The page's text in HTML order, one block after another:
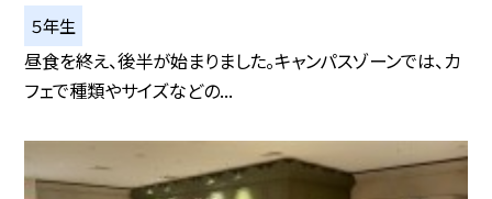
５年生
昼食を終え、後半が始まりました。キャンパスゾーンでは、カ
フェで種類やサイズなどの...